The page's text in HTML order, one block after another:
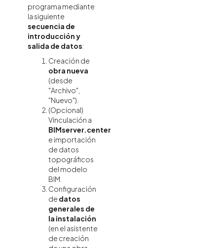
programa mediante
la siguiente
secuencia de
introducción y
salida de datos:
Creación de
obra nueva
(desde
"Archivo",
"Nuevo").
(Opcional)
Vinculación a
BIMserver.center
e importación
de datos
topográficos
del modelo
BIM.
Configuración
de datos
generales de
la instalación
(en el asistente
de creación